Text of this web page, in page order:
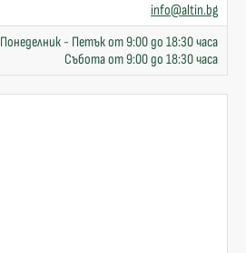
info@altin.bg
Понеделник - Петък от 9:00 до 18:30 часа
Събота от 9:00 до 18:30 часа